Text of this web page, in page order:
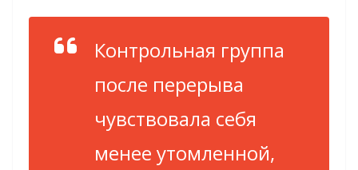
Контрольная группа
после перерыва
чувствовала себя
менее утомленной,